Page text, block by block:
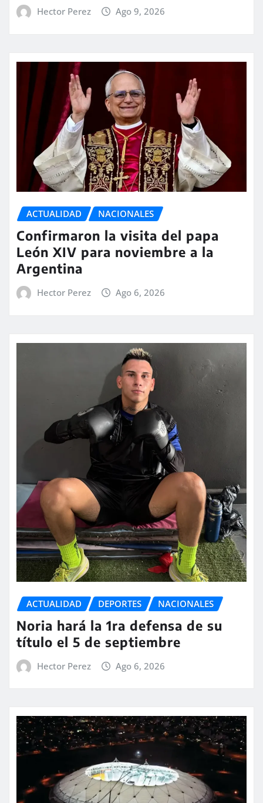
Hector Perez Ago 9, 2026
ACTUALIDAD NACIONALES
Confirmaron la visita del papa
León XIV para noviembre a la
Argentina
Hector Perez Ago 6, 2026
ACTUALIDAD DEPORTES NACIONALES
Noria hará la 1ra defensa de su
título el 5 de septiembre
Hector Perez Ago 6, 2026